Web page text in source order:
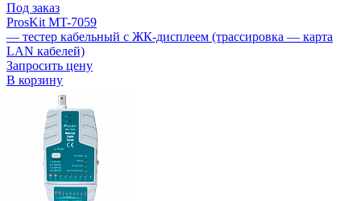
Под заказ
ProsKit MT-7059
— тестер кабельный с ЖК-дисплеем (трассировка — карта
LAN кабелей)
Запросить цену
В корзину